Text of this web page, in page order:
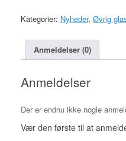
lyng
Kategorier: Nyheder, Øvrig
Anmeldelser (0)
Anmeldelser
Der er endnu ikke nogle
Vær den første til at